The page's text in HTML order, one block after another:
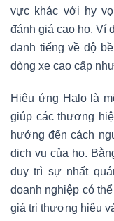
vực khác với hy
đánh giá cao họ. Ví
danh tiếng về độ
dòng xe cao cấp
Hiệu ứng Halo là
giúp các thương
hưởng đến cách
dịch vụ của họ.
duy trì sự nhất
doanh nghiệp có
giá trị thương hiệu